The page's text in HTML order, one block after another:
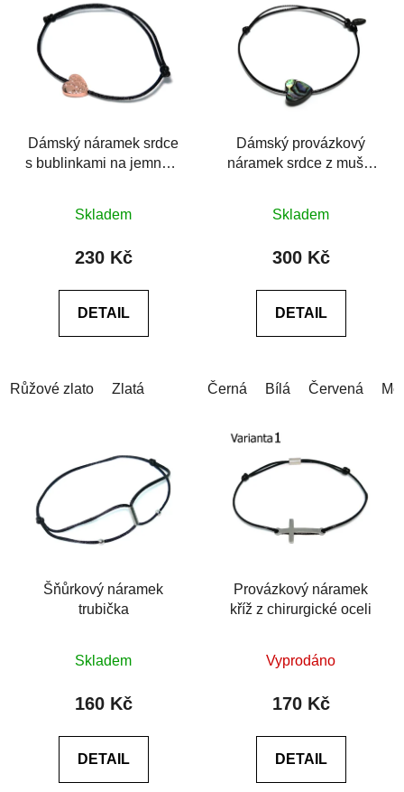
Dámský náramek srdce
s bublinkami na jemném
Skladem
230 Kč
DETAIL
Růžové zlato Zlatá
Dámský provázkový
náramek srdce z mušle
hodnocení
produktu
z
Skladem
300 Kč
DETAIL
Černá Bílá Červená
Šňůrkový náramek
trubička
hodnocení
produktu
z
Skladem
160 Kč
DETAIL
Provázkový náramek
kříž z chirurgické oceli
hodnocení
produktu
z
Vyprodáno
170 Kč
DETAIL